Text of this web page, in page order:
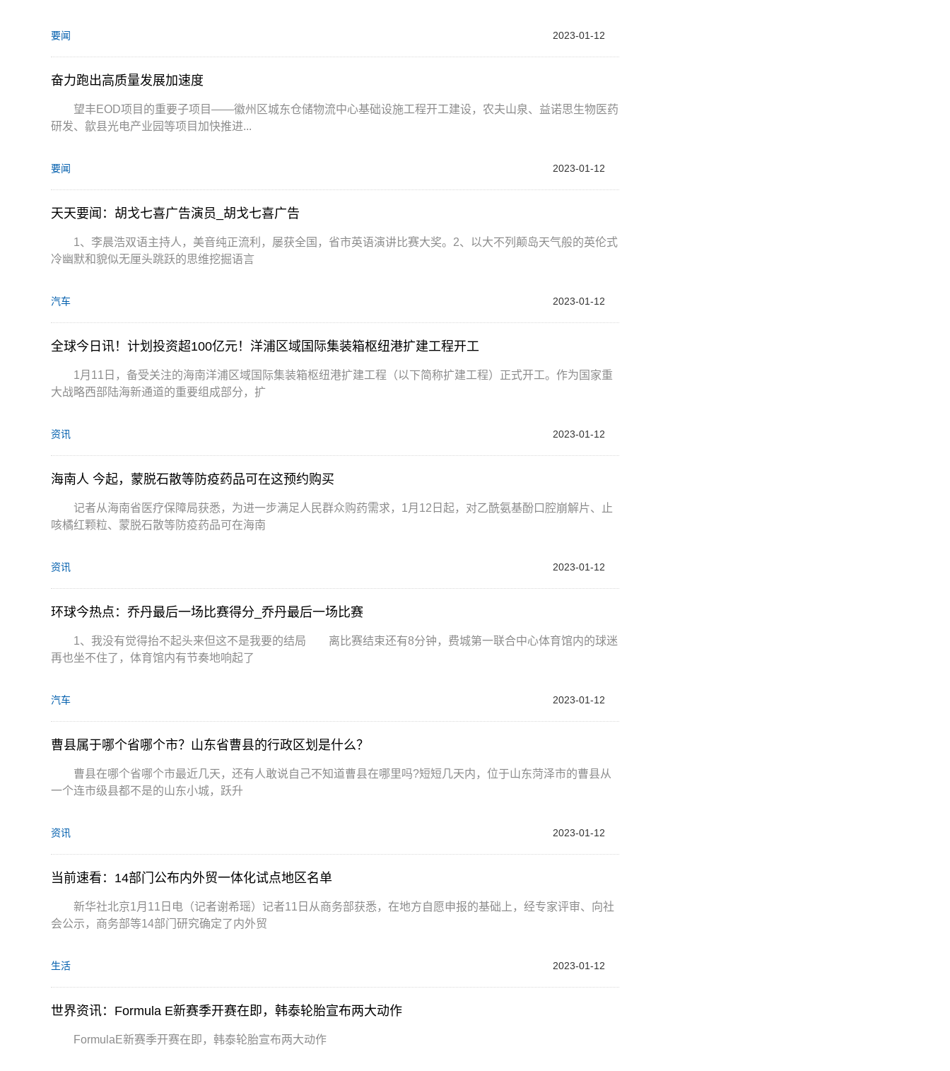
要闻 2023-01-12
奋力跑出高质量发展加速度
望丰EOD项目的重要子项目——徽州区城东仓储物流中心基础设施工程开工建设，农夫山泉、益诺思生物医药
研发、歙县光电产业园等项目加快推进...
要闻 2023-01-12
天天要闻：胡戈七喜广告演员_胡戈七喜广告
1、李晨浩双语主持人，美音纯正流利，屡获全国，省市英语演讲比赛大奖。2、以大不列颠岛天气般的英伦式
冷幽默和貌似无厘头跳跃的思维挖掘语言
汽车 2023-01-12
全球今日讯！计划投资超100亿元！洋浦区域国际集装箱枢纽港扩建工程开工
1月11日，备受关注的海南洋浦区域国际集装箱枢纽港扩建工程（以下简称扩建工程）正式开工。作为国家重
大战略西部陆海新通道的重要组成部分，扩
资讯 2023-01-12
海南人 今起，蒙脱石散等防疫药品可在这预约购买
记者从海南省医疗保障局获悉，为进一步满足人民群众购药需求，1月12日起，对乙酰氨基酚口腔崩解片、止
咳橘红颗粒、蒙脱石散等防疫药品可在海南
资讯 2023-01-12
环球今热点：乔丹最后一场比赛得分_乔丹最后一场比赛
1、我没有觉得抬不起头来但这不是我要的结局 离比赛结束还有8分钟，费城第一联合中心体育馆内的球迷
再也坐不住了，体育馆内有节奏地响起了
汽车 2023-01-12
曹县属于哪个省哪个市？山东省曹县的行政区划是什么？
曹县在哪个省哪个市最近几天，还有人敢说自己不知道曹县在哪里吗?短短几天内，位于山东菏泽市的曹县从
一个连市级县都不是的山东小城，跃升
资讯 2023-01-12
当前速看：14部门公布内外贸一体化试点地区名单
新华社北京1月11日电（记者谢希瑶）记者11日从商务部获悉，在地方自愿申报的基础上，经专家评审、向社
会公示，商务部等14部门研究确定了内外贸
生活 2023-01-12
世界资讯：Formula E新赛季开赛在即，韩泰轮胎宣布两大动作
FormulaE新赛季开赛在即，韩泰轮胎宣布两大动作